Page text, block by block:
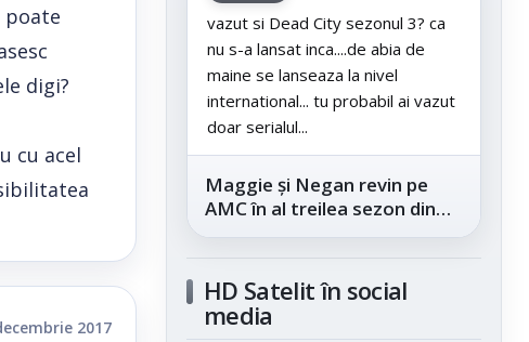
poate
digi?
cu acel
2017
vazut si Dead City sezonul 3? ca
nu s-a lansat inca....de abia de
maine se lanseaza la nivel
international... tu probabil ai vazut
doar serialul...
Maggie și Negan revin pe
AMC în al treilea sezon din
„The Walking Dead: Dead
HD Satelit în social
media